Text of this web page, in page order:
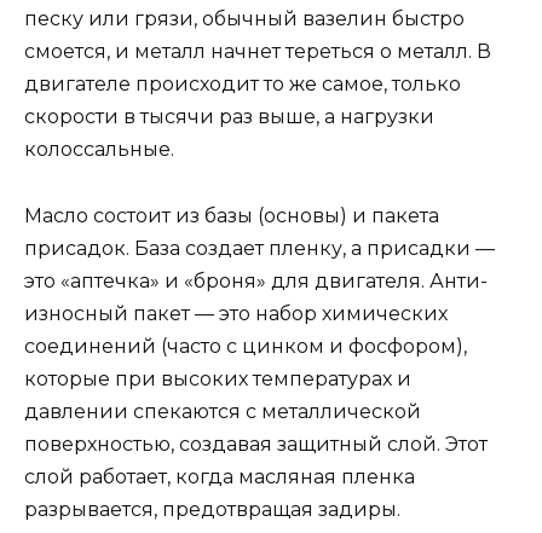
песку или грязи, обычный вазелин быстро
смоется, и металл начнет тереться о металл. В
двигателе происходит то же самое, только
скорости в тысячи раз выше, а нагрузки
колоссальные.
Масло состоит из базы (основы) и пакета
присадок. База создает пленку, а присадки —
это «аптечка» и «броня» для двигателя. Анти-
износный пакет — это набор химических
соединений (часто с цинком и фосфором),
которые при высоких температурах и
давлении спекаются с металлической
поверхностью, создавая защитный слой. Этот
слой работает, когда масляная пленка
разрывается, предотвращая задиры.